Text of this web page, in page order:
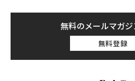
無料のメールマガ
無料登録